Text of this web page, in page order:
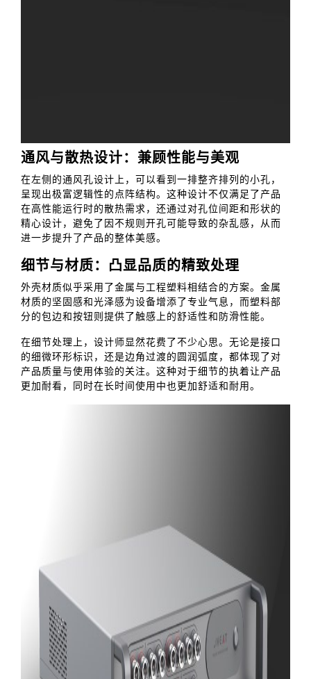
通风与散热设计：兼顾性能与美观
在左侧的通风孔设计上，可以看到一排整齐排列的小孔，
呈现出极富逻辑性的点阵结构。这种设计不仅满足了产品
在高性能运行时的散热需求，还通过对孔位间距和形状的
精心设计，避免了因不规则开孔可能导致的杂乱感，从而
进一步提升了产品的整体美感。
细节与材质：凸显品质的精致处理
外壳材质似乎采用了金属与工程塑料相结合的方案。金属
材质的坚固感和光泽感为设备增添了专业气息，而塑料部
分的包边和按钮则提供了触感上的舒适性和防滑性能。
在细节处理上，设计师显然花费了不少心思。无论是接口
的细微环形标识，还是边角过渡的圆润弧度，都体现了对
产品质量与使用体验的关注。这种对于细节的执着让产品
更加耐看，同时在长时间使用中也更加舒适和耐用。